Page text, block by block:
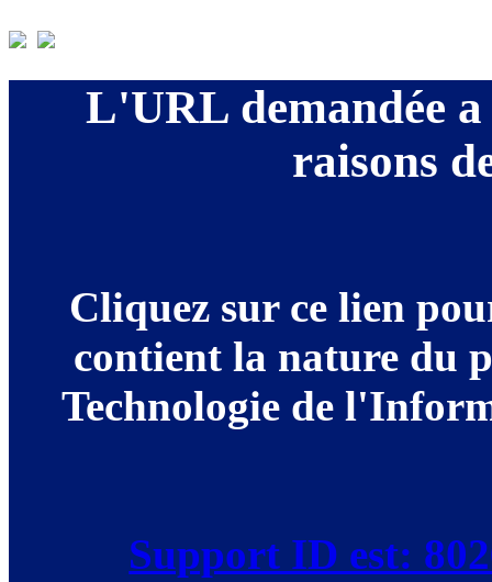
L'URL demandée a
raisons
Cliquez sur ce lien
contient la nature du
Technologie de
Support ID est: